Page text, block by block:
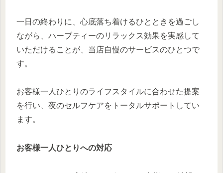
一日の終わりに、心底落ち着けるひとときを過ごし
ながら、ハーブティーのリラックス効果を実感して
いただけることが、当店自慢のサービスのひとつで
す。
お客様一人ひとりのライフスタイルに合わせた提案
を行い、夜のセルフケアをトータルサポートしてい
ます。
お客様一人ひとりへの対応